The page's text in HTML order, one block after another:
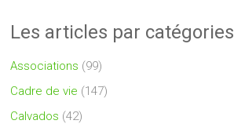
Les articles par catégories
Associations (99)
Cadre de vie (147)
Calvados (42)